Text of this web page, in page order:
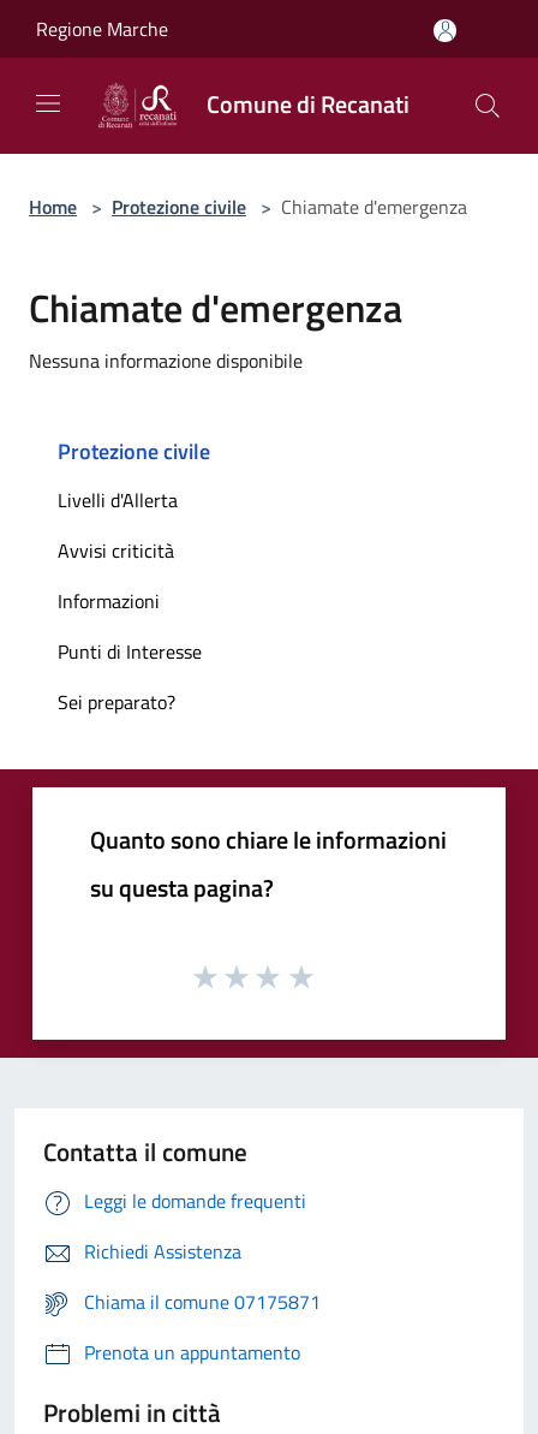
Regione Marche
Comune di Recanati
Home > Protezione civile > Chiamate d'emergenza
Chiamate d'emergenza
Nessuna informazione disponibile
Protezione civile
Livelli d'Allerta
Avvisi criticità
Informazioni
Punti di Interesse
Sei preparato?
Quanto sono chiare le informazioni
su questa pagina?
Contatta il comune
Leggi le domande frequenti
Richiedi Assistenza
Chiama il comune 07175871
Prenota un appuntamento
Problemi in città